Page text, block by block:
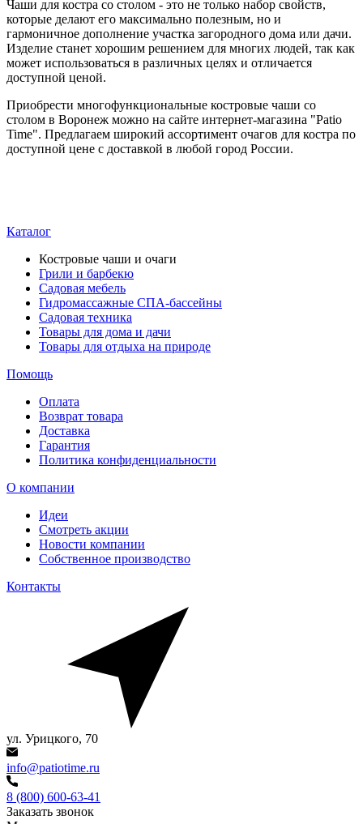
Чаши для костра со столом - это не только набор свойств,
которые делают его максимально полезным, но и
гармоничное дополнение участка загородного дома или дачи.
Изделие станет хорошим решением для многих людей, так как
может использоваться в различных целях и отличается
доступной ценой.
Приобрести многофункциональные костровые чаши со
столом в Воронеж можно на сайте интернет-магазина "Patio
Time". Предлагаем широкий ассортимент очагов для костра по
доступной цене с доставкой в любой город России.
Каталог
Костровые чаши и очаги
Грили и барбекю
Садовая мебель
Гидромассажные СПА-бассейны
Садовая техника
Товары для дома и дачи
Товары для отдыха на природе
Помощь
Оплата
Возврат товара
Доставка
Гарантия
Политика конфиденциальности
О компании
Идеи
Смотреть акции
Новости компании
Собственное производство
Контакты
ул. Урицкого, 70
info@patiotime.ru
8 (800) 600-63-41
Заказать звонок